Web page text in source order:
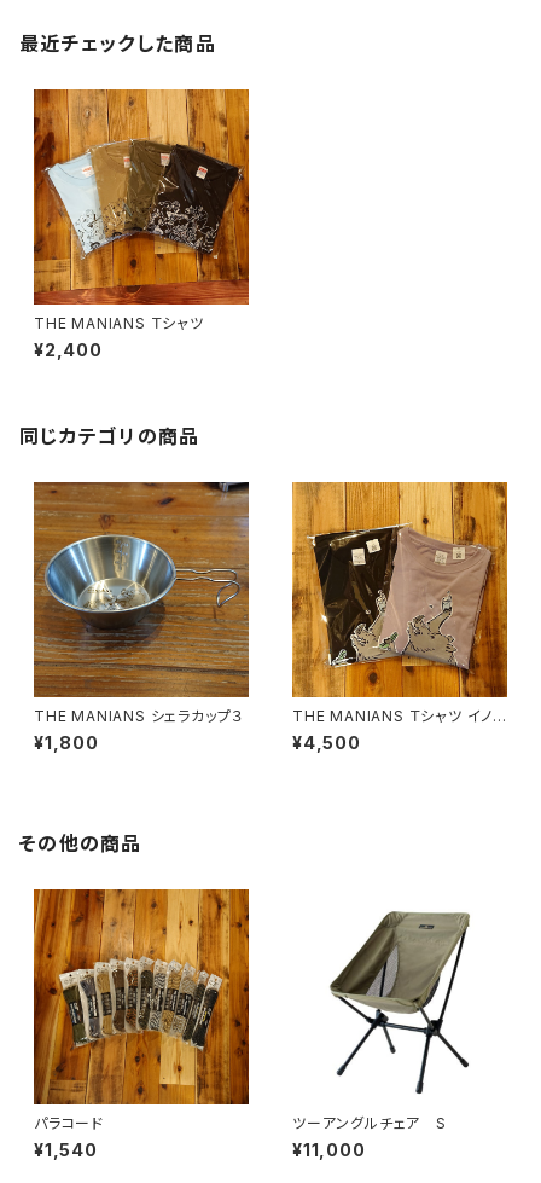
最近チェックした商品
THE MANIANS Ｔシャツ
¥2,400
同じカテゴリの商品
THE MANIANS シェラカップ３
¥1,800
THE MANIANS Ｔシャツ イノシ
シ ビッグシルエット
¥4,500
その他の商品
パラコード
¥1,540
ツーアングルチェア S
¥11,000